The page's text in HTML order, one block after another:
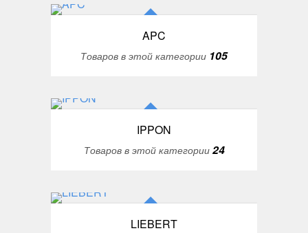
APC
Товаров в этой категории 105
IPPON
Товаров в этой категории 24
LIEBERT